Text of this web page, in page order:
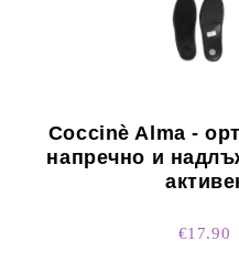
Coccinè Alma -
напречно и
€17.90